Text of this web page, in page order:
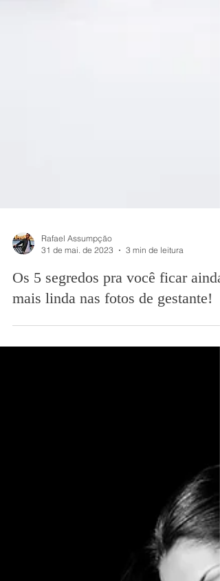
31 de mai. de 2023
3 min de leitura
Os 5 segredos pra você ficar ainda
mais linda nas fotos de gestante!